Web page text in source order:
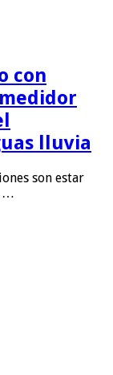
con
lluvia
son estar
…